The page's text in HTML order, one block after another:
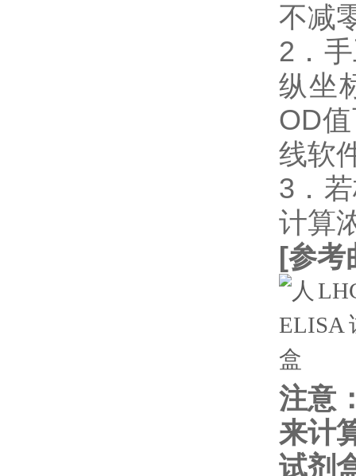
不减
2．
纵坐
OD
线软
3．
计算
[参考
注意
来计
试剂